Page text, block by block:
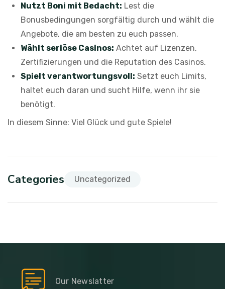
Nutzt Boni mit Bedacht: Lest die
Bonusbedingungen sorgfältig durch und wählt die
Angebote, die am besten zu euch passen.
Wählt seriöse Casinos: Achtet auf Lizenzen,
Zertifizierungen und die Reputation des Casinos.
Spielt verantwortungsvoll: Setzt euch Limits,
haltet euch daran und sucht Hilfe, wenn ihr sie
benötigt.
In diesem Sinne: Viel Glück und gute Spiele!
Categories Uncategorized
Our Newslatter